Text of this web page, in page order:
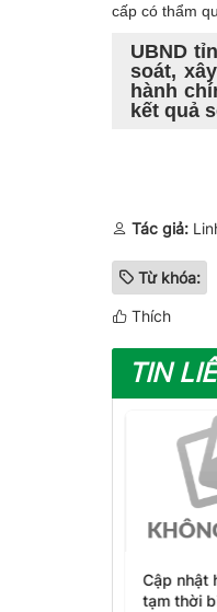
cấp có thẩm
UBND
soát,
hành
kết quả
Tác giả:
Từ khóa:
Thích
TIN
Cập nhật
tạm thời